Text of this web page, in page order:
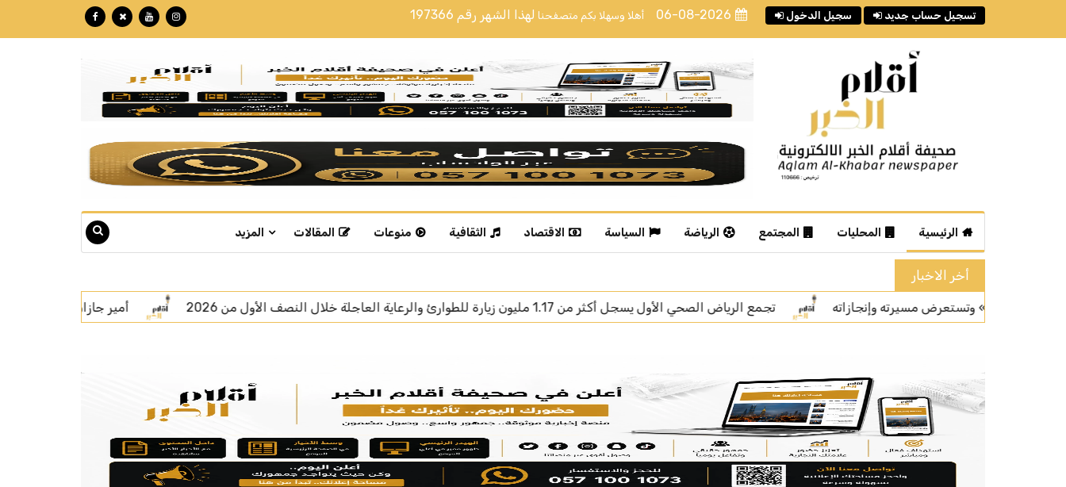
أهلا وسهلا بكم متصفحنا لهذا الشهر رقم 197366 06-08-2026 سجيل الدخول تسجيل حساب جديد
الرئيسية المحليات المجتمع الرياضة السياسة الاقتصاد الثقافية منوعات المقالات المزيد
أخر الاخبار
تجمع الرياض الصحي الأول يسجل أكثر من 1.17 مليون زيارة للطوارئ والرعاية العاجلة خلال النصف الأول من 2026 أمير جازان يتسلّم التقرير السنوي لفرع الهلال الأحمر المالكي: